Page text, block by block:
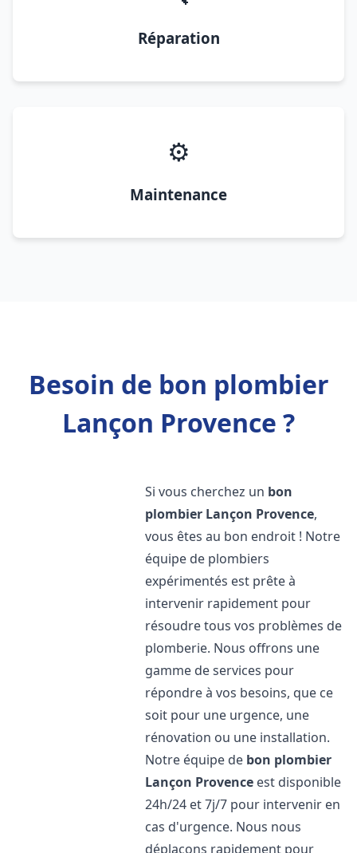
Réparation
⚙️
Maintenance
Besoin de bon plombier
Lançon Provence ?
Si vous cherchez un bon
plombier Lançon Provence,
vous êtes au bon endroit ! Notre
équipe de plombiers
expérimentés est prête à
intervenir rapidement pour
résoudre tous vos problèmes de
plomberie. Nous offrons une
gamme de services pour
répondre à vos besoins, que ce
soit pour une urgence, une
rénovation ou une installation.
Notre équipe de bon plombier
Lançon Provence est disponible
24h/24 et 7j/7 pour intervenir en
cas d'urgence. Nous nous
déplaçons rapidement pour